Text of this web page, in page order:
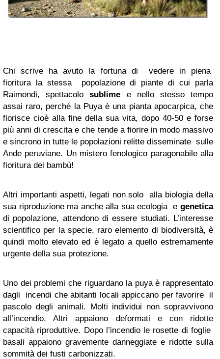
Chi scrive ha avuto la fortuna di vedere in piena
fioritura la stessa popolazione di piante di cui parla
Raimondi, spettacolosublime e nello stesso tempo
assai raro, perché la Puya è una pianta apocarpica, che
fiorisce cioè alla fine della sua vita, dopo 40-50 e forse
più anni di crescita e che tende a fiorire in modo massivo
e sincrono in tutte le popolazioni relitte disseminate sulle
Ande peruviane. Un mistero fenologico paragonabile alla
fioritura dei bambù!
Altri importanti aspetti, legati non solo alla biologia della
sua riproduzione ma anche alla sua ecologia e genetica
di popolazione, attendono di essere studiati. L’interesse
scientifico per la specie, raro elemento di biodiversità, è
quindi molto elevato ed è legato a quello estremamente
urgente della sua protezione.
Uno dei problemi che riguardano la puya è rappresentato
dagli incendi che abitanti locali appiccano per favorire il
pascolo degli animali. Molti individui non sopravvivono
all’incendio. Altri appaiono deformati e con ridotte
capacità riproduttive. Dopo l’incendio le rosette di foglie
basali appaiono gravemente danneggiate e ridotte sulla
sommità dei fusti carbonizzati.